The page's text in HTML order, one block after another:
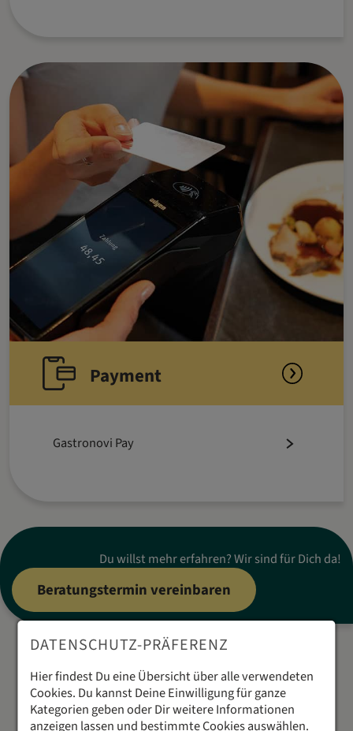
Payment
Gastronovi Pay
Du willst mehr erfahren? Wir sind für Dich da!
Beratungstermin vereinbaren
Über 7.700
Gastronomen
DATENSCHUTZ-PRÄFERENZ
Hier findest Du eine Übersicht über alle verwendeten
Cookies. Du kannst Deine Einwilligung für ganze
Kategorien geben oder Dir weitere Informationen
anzeigen lassen und bestimmte Cookies auswählen.